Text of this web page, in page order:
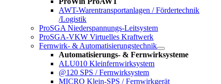
AWT-Warentransportanlagen / Fördertechnik
/Logistik
ProSGA Niederspannungs-Leitsystem
ProSGA-VKW Virtuelles Kraftwerk
Fernwirk- & Automatisierungstechnik
Automatisierungs- & Fernwirksysteme
ALU010 Kleinfernwirksystem
@120 SPS / Fernwirksystem
MICRO Klein-SPS / Fernwirkgerät